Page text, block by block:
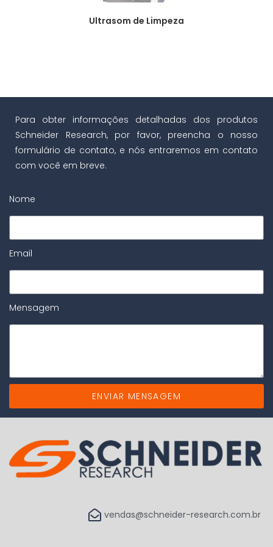
Ultrasom de Limpeza
Para obter informações detalhadas dos produtos
Schneider Research, por favor, preencha o nosso
formulário de contato, e nós entraremos em contato
com você em breve.
Nome
Email
Mensagem
ENVIAR MENSAGEM
vendas@schneider-research.com.br